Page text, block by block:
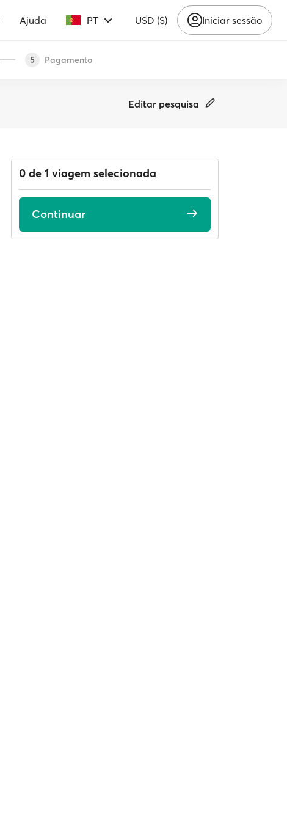
Ajuda PT USD ($) Iniciar sessão
5 Pagamento
Editar pesquisa
0 de 1 viagem selecionada
Continuar